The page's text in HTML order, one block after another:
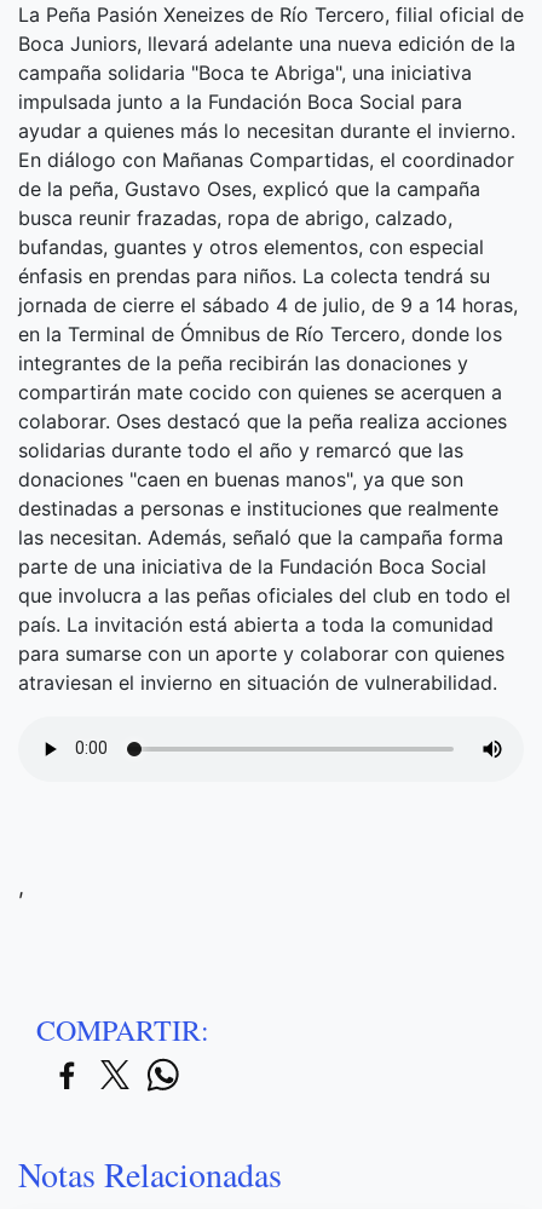
La Peña Pasión Xeneizes de Río Tercero, filial oficial de
Boca Juniors, llevará adelante una nueva edición de la
campaña solidaria "Boca te Abriga", una iniciativa
impulsada junto a la Fundación Boca Social para
ayudar a quienes más lo necesitan durante el invierno.
En diálogo con Mañanas Compartidas, el coordinador
de la peña, Gustavo Oses, explicó que la campaña
busca reunir frazadas, ropa de abrigo, calzado,
bufandas, guantes y otros elementos, con especial
énfasis en prendas para niños. La colecta tendrá su
jornada de cierre el sábado 4 de julio, de 9 a 14 horas,
en la Terminal de Ómnibus de Río Tercero, donde los
integrantes de la peña recibirán las donaciones y
compartirán mate cocido con quienes se acerquen a
colaborar. Oses destacó que la peña realiza acciones
solidarias durante todo el año y remarcó que las
donaciones "caen en buenas manos", ya que son
destinadas a personas e instituciones que realmente
las necesitan. Además, señaló que la campaña forma
parte de una iniciativa de la Fundación Boca Social
que involucra a las peñas oficiales del club en todo el
país. La invitación está abierta a toda la comunidad
para sumarse con un aporte y colaborar con quienes
atraviesan el invierno en situación de vulnerabilidad.
,
COMPARTIR:
Notas Relacionadas